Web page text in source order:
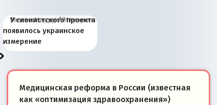
Киевская марионетка
Запада рассказала о
«переобувании» хозяев
В России назрели
перемены: 15 шагов к
суверенной экономике
Миграционный пожар
Европы
Россия начинает
сбрасывать балласт
Анкориджа
Россия зимой 1904
года: первые уступки во
внутренней политике
Русская нация вчера и
сегодня
Почему правый крах в
Варшаве не поможет её
отношениям с Россией?
Место Науру / Науэро в
современной истории
Южной Осетии
У сионистского проекта
появилось украинское
измерение
Медицинская реформа в России (известная
как «оптимизация здравоохранения»)